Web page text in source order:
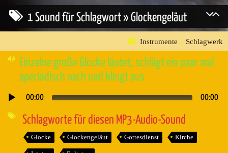
1 Sound für Schlagwort » Glockengeläut
Instrumente » Schlagwerk
Einzelne große Glocke läutet, schlägt ein paar mal
aperiodisch nach und klingt aus
Audio-
00:00 00:00
Schlagworte für diesen MP3-Audio-Sound
Glocke Glockengeläut Gottesdienst Kirche